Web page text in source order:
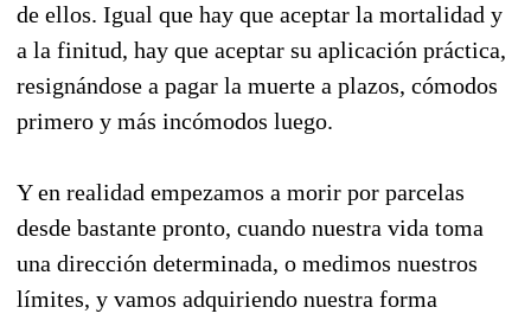
de ellos. Igual que hay que aceptar la mortalidad y
a la finitud, hay que aceptar su aplicación práctica,
resignándose a pagar la muerte a plazos, cómodos
primero y más incómodos luego.
Y en realidad empezamos a morir por parcelas
desde bastante pronto, cuando nuestra vida toma
una dirección determinada, o medimos nuestros
límites, y vamos adquiriendo nuestra forma